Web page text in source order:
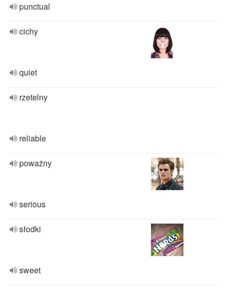
punctual
cichy
quiet
rzetelny
reliable
poważny
serious
słodki
sweet